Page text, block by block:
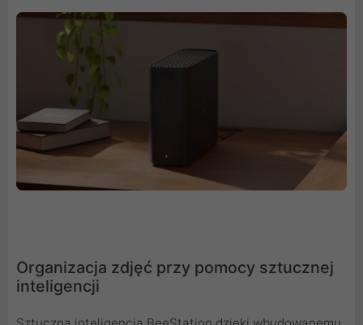
Organizacja zdjęć przy pomocy sztucznej
inteligencji